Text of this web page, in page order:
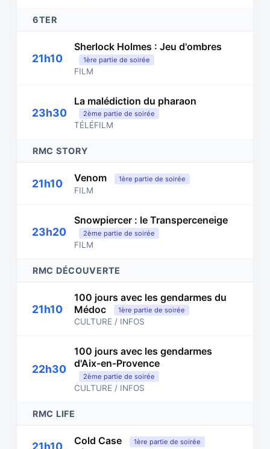
6TER
21h10
Sherlock Holmes : Jeu d'ombres
1ère partie de soirée
FILM
23h30
La malédiction du pharaon
2ème partie de soirée
TÉLÉFILM
RMC STORY
21h10 Venom 1ère partie de soirée
FILM
23h20
Snowpiercer : le Transperceneige
2ème partie de soirée
FILM
RMC DÉCOUVERTE
21h10
100 jours avec les gendarmes du
Médoc
1ère partie de soirée
CULTURE / INFOS
22h30
100 jours avec les gendarmes
d'Aix-en-Provence
2ème partie de soirée
CULTURE / INFOS
RMC LIFE
21h10 Cold Case 1ère partie de soirée